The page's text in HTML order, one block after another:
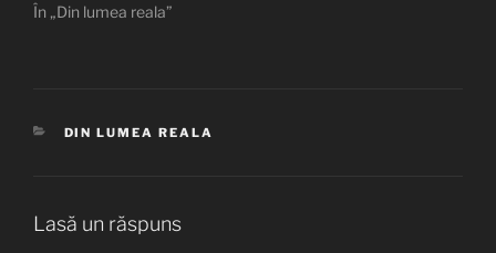
În „Din lumea reala”
CATEGORII
DIN LUMEA REALA
Lasă un răspuns